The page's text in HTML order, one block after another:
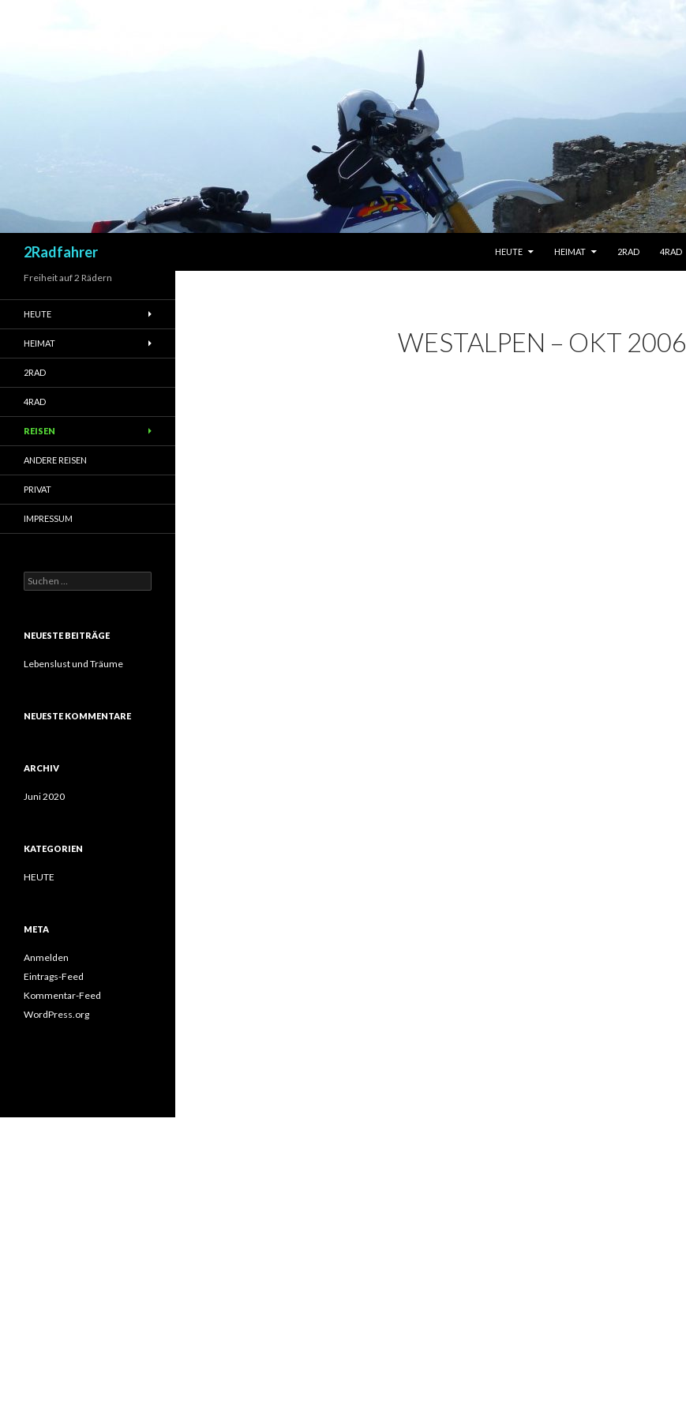
2Radfahrer
HEUTE
HEIMAT 2RAD 4RAD
WESTALPEN – OKT 2006
Freiheit auf 2 Rädern
HEUTE
HEIMAT
2RAD
4RAD
REISEN
ANDERE REISEN
PRIVAT
IMPRESSUM
Suchen
nach:
NEUESTE BEITRÄGE
Lebenslust und Träume
NEUESTE KOMMENTARE
ARCHIV
Juni 2020
KATEGORIEN
HEUTE
META
Anmelden
Eintrags-Feed
Kommentar-Feed
WordPress.org